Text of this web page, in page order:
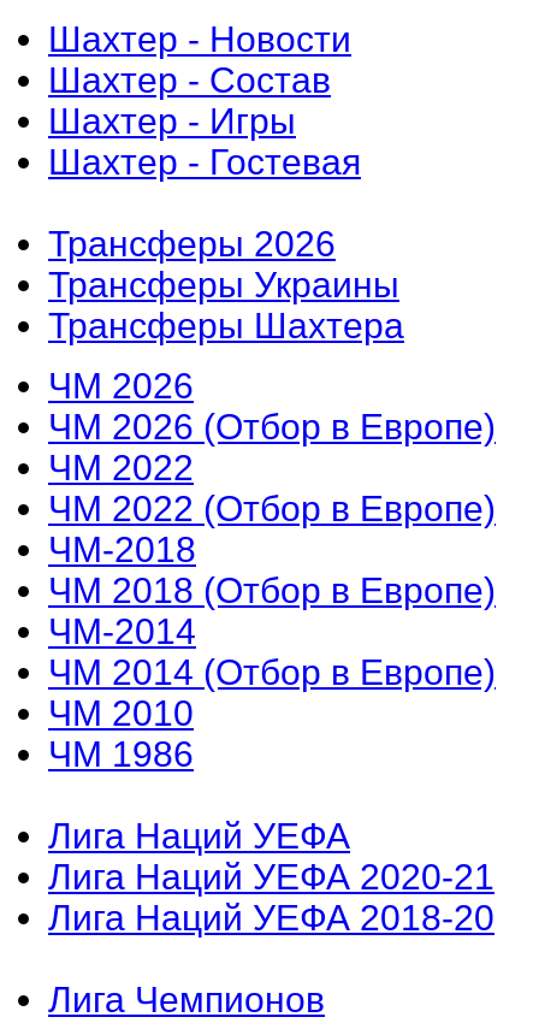
Шахтер - Новости
Шахтер - Состав
Шахтер - Игры
Шахтер - Гостевая
Трансферы 2026
Трансферы Украины
Трансферы Шахтера
ЧМ 2026
ЧМ 2026 (Отбор в Европе)
ЧМ 2022
ЧМ 2022 (Отбор в Европе)
ЧМ-2018
ЧМ 2018 (Отбор в Европе)
ЧМ-2014
ЧМ 2014 (Отбор в Европе)
ЧМ 2010
ЧМ 1986
Лига Наций УЕФА
Лига Наций УЕФА 2020-21
Лига Наций УЕФА 2018-20
Лига Чемпионов